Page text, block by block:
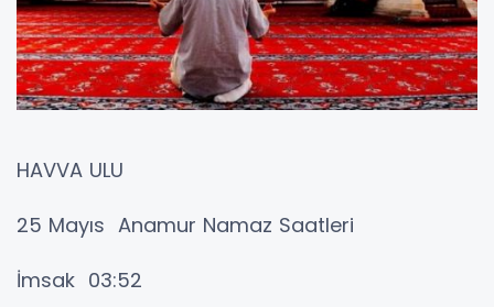
HAVVA ULU
25 Mayıs Anamur Namaz Saatleri
İmsak 03:52